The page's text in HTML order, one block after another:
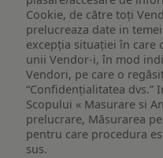
Cookie, de către toți
prelucreaza date in
excepția situației în care
unii Vendor-i, în mod
Vendori, pe care o
“Confidențialitatea dvs.”
Scopului « Masurare si
prelucrare, Măsurarea
pentru care procedura
sus.